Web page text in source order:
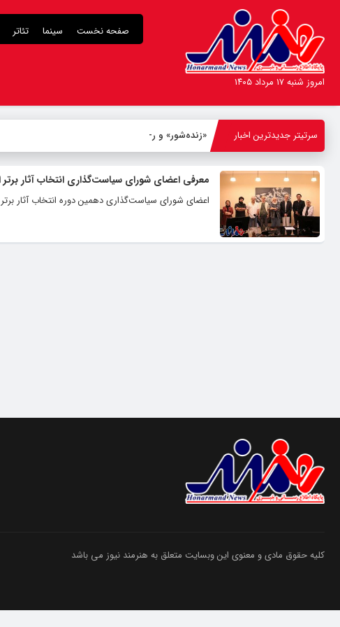
صفحه نخست سینما تئاتر
امروز شنبه ۱۷ مرداد ۱۴۰۵
سرتیتر جدیدترین اخبار «زنده‌شور» و روایت
معرفی اعضای شورای سیاست‌گذاری انتخاب آثار برتر
اعضای شورای سیاست‌گذاری دهمین دوره‌ انتخاب آثار
کلیه حقوق مادی و معنوی این وبسایت متعلق به هنرمند نیوز می باشد